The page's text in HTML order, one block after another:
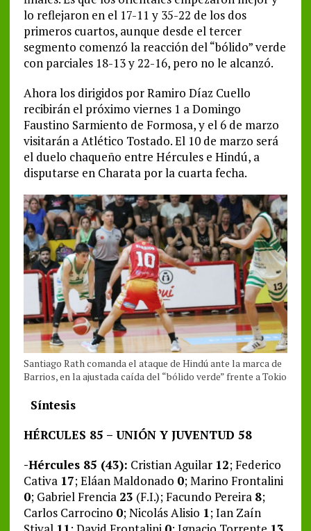
lo reflejaron en el 17-11 y 35-22 de los dos
primeros cuartos, aunque desde el tercer
segmento comenzó la reacción del “bólido” verde
con parciales 18-13 y 22-16, pero no le alcanzó.
Ahora los dirigidos por Ramiro Díaz Cuello
recibirán el próximo viernes 1 a Domingo
Faustino Sarmiento de Formosa, y el 6 de marzo
visitarán a Atlético Tostado. El 10 de marzo será
el duelo chaqueño entre Hércules e Hindú, a
disputarse en Charata por la cuarta fecha.
Santiago Rath comanda el ataque de Hindú ante la marca de
Barrios, en la ajustada caída del “bólido verde” frente a Tokio
Síntesis
HÉRCULES 85 – UNIÓN Y JUVENTUD 58
-Hércules 85 (43): Cristian Aguilar 12; Federico
Cativa 17; Eláan Maldonado 0; Marino Frontalini
0; Gabriel Frencia 23 (F.I.); Facundo Pereira 8;
Carlos Carrocino 0; Nicolás Alisio 1; Ian Zaín